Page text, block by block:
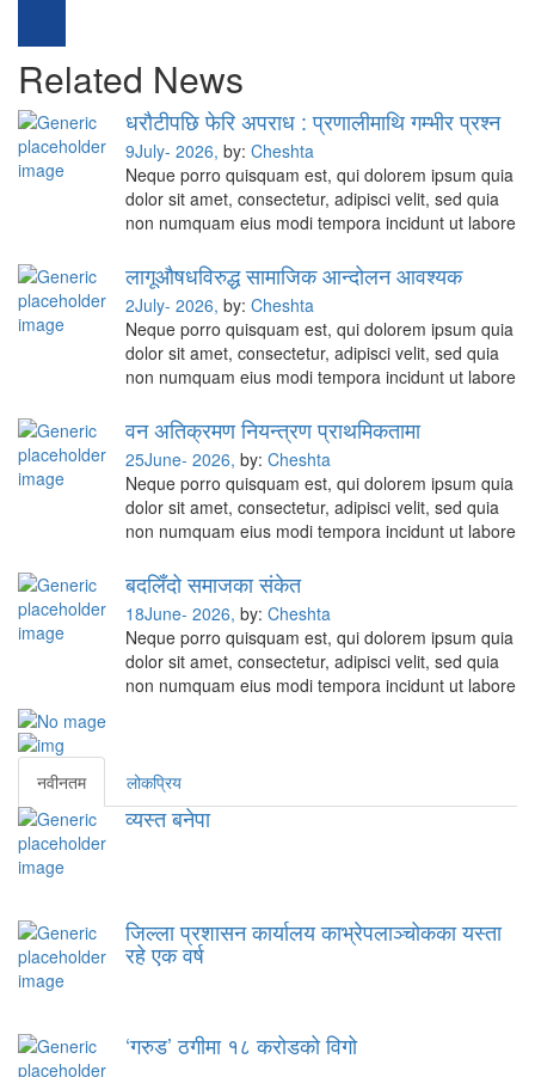
Related News
धरौटीपछि फेरि अपराध : प्रणालीमाथि गम्भीर प्रश्न
9July- 2026, by: Cheshta
Neque porro quisquam est, qui dolorem ipsum quia
dolor sit amet, consectetur, adipisci velit, sed quia
non numquam eius modi tempora incidunt ut labore
लागूऔषधविरुद्ध सामाजिक आन्दोलन आवश्यक
2July- 2026, by: Cheshta
Neque porro quisquam est, qui dolorem ipsum quia
dolor sit amet, consectetur, adipisci velit, sed quia
non numquam eius modi tempora incidunt ut labore
वन अतिक्रमण नियन्त्रण प्राथमिकतामा
25June- 2026, by: Cheshta
Neque porro quisquam est, qui dolorem ipsum quia
dolor sit amet, consectetur, adipisci velit, sed quia
non numquam eius modi tempora incidunt ut labore
बदलिँदो समाजका संकेत
18June- 2026, by: Cheshta
Neque porro quisquam est, qui dolorem ipsum quia
dolor sit amet, consectetur, adipisci velit, sed quia
non numquam eius modi tempora incidunt ut labore
नवीनतम लोकप्रिय
व्यस्त बनेपा
जिल्ला प्रशासन कार्यालय काभ्रेपलाञ्चोकका यस्ता
रहे एक वर्ष
‘गरुड’ ठगीमा १८ करोडको विगो